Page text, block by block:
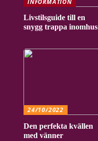
Livstilsguide till en
snygg trappa inomhus
24/10/2022
Den perfekta kvällen
med vänner